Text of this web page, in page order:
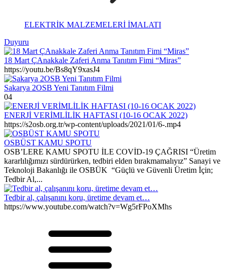
ELEKTRİK MALZEMELERİ İMALATI
Duyuru
18 Mart ÇAnakkale Zaferi Anma Tanıtım Fimi “Miras”
https://youtu.be/Bs8qY9xasJ4
Sakarya 2OSB Yeni Tanıtım Filmi
04
ENERJİ VERİMLİLİK HAFTASI (10-16 OCAK 2022)
https://s2osb.org.tr/wp-content/uploads/2021/01/6-.mp4
OSBÜST KAMU SPOTU
OSB’LERE KAMU SPOTU İLE COVİD-19 ÇAĞRISI “Üretim
kararlılığımızı sürdürürken, tedbiri elden bırakmamalıyız” Sanayi ve
Teknoloji Bakanlığı ile OSBÜK “Güçlü ve Güvenli Üretim İçin;
Tedbir Al,...
Tedbir al, çalışanını koru, üretime devam et…
https://www.youtube.com/watch?v=Wg5rFPoXMhs